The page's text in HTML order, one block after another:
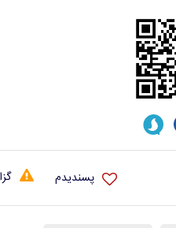
پسندیدم
صفحات نخست روزنامه ها‌ی یکشنبه ۴